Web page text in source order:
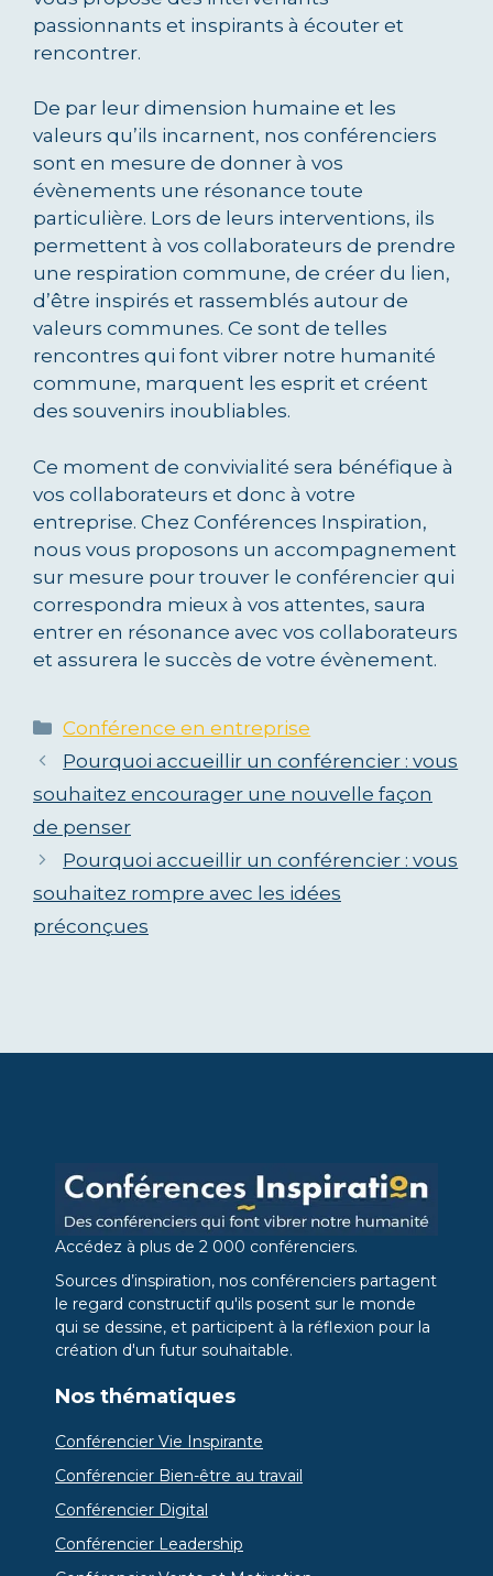
passionnants et inspirants à écouter et
rencontrer.
De par leur dimension humaine et les
valeurs qu’ils incarnent, nos conférenciers
sont en mesure de donner à vos
évènements une résonance toute
particulière. Lors de leurs interventions, ils
permettent à vos collaborateurs de prendre
une respiration commune, de créer du lien,
d’être inspirés et rassemblés autour de
valeurs communes. Ce sont de telles
rencontres qui font vibrer notre humanité
commune, marquent les esprit et créent
des souvenirs inoubliables.
Ce moment de convivialité sera bénéfique à
vos collaborateurs et donc à votre
entreprise. Chez Conférences Inspiration,
nous vous proposons un accompagnement
sur mesure pour trouver le conférencier qui
correspondra mieux à vos attentes, saura
entrer en résonance avec vos collaborateurs
et assurera le succès de votre évènement.
Catégories
Conférence en entreprise
Pourquoi accueillir un conférencier : vous
souhaitez encourager une nouvelle façon
de penser
Pourquoi accueillir un conférencier : vous
souhaitez rompre avec les idées
préconçues
Accédez à plus de 2 000 conférenciers.
Sources d’inspiration, nos conférenciers partagent
le regard constructif qu'ils posent sur le monde
qui se dessine, et participent à la réflexion pour la
création d'un futur souhaitable.
Nos thématiques
Conférencier Vie Inspirante
Conférencier Bien-être au travail
Conférencier Digital
Conférencier Leadership